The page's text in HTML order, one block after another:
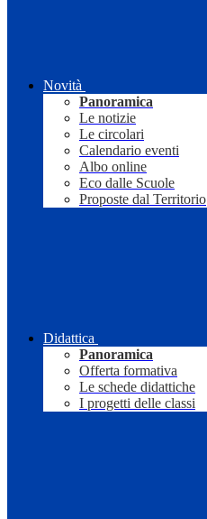
Novità
Panoramica
Le notizie
Le circolari
Calendario eventi
Albo online
Eco dalle Scuole
Proposte dal Territorio
Didattica
Panoramica
Offerta formativa
Le schede didattiche
I progetti delle classi